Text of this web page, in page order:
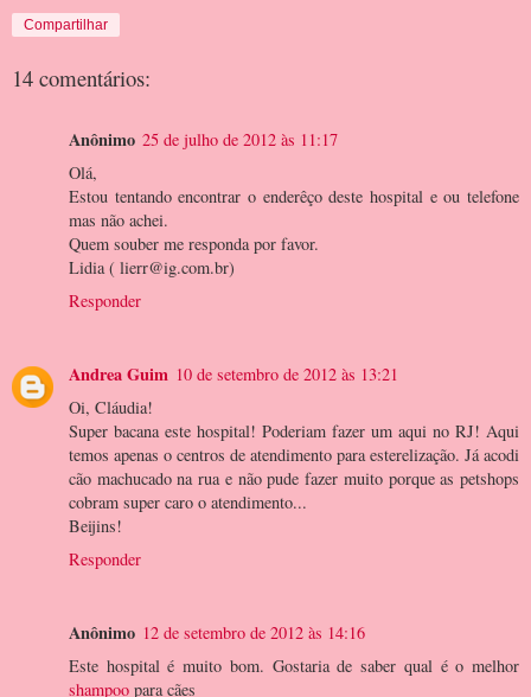
Compartilhar
14 comentários:
Anônimo 25 de julho de 2012 às 11:17
Olá,
Estou tentando encontrar o enderêço deste hospital e ou telefone
mas não achei.
Quem souber me responda por favor.
Lidia ( lierr@ig.com.br)
Responder
Andrea Guim 10 de setembro de 2012 às 13:21
Oi, Cláudia!
Super bacana este hospital! Poderiam fazer um aqui no RJ! Aqui
temos apenas o centros de atendimento para esterelização. Já acodi
cão machucado na rua e não pude fazer muito porque as petshops
cobram super caro o atendimento...
Beijins!
Responder
Anônimo 12 de setembro de 2012 às 14:16
Este hospital é muito bom. Gostaria de saber qual é o melhor
shampoo para cães